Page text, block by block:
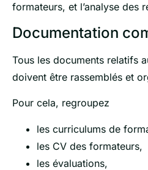
formateurs, et l’analyse des
Documentation
Tous les documents relatifs
doivent être rassemblés et
Pour cela, regroupez
les curriculums de
les CV des formateurs,
les évaluations,